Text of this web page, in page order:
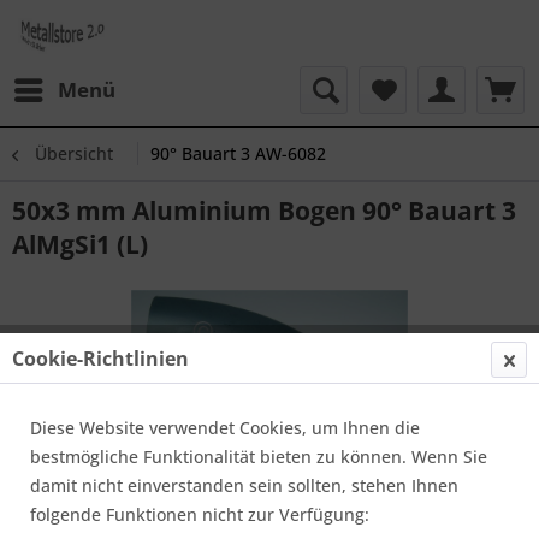
Menü
Übersicht 90° Bauart 3 AW-6082
50x3 mm Aluminium Bogen 90° Bauart 3
AlMgSi1 (L)
Cookie-Richtlinien
Diese Website verwendet Cookies, um Ihnen die
bestmögliche Funktionalität bieten zu können. Wenn Sie
damit nicht einverstanden sein sollten, stehen Ihnen
folgende Funktionen nicht zur Verfügung: